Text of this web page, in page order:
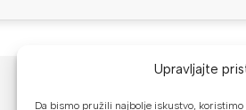
Upravljajte
Da bismo pružili najbolje iskustvo,
NAČINI